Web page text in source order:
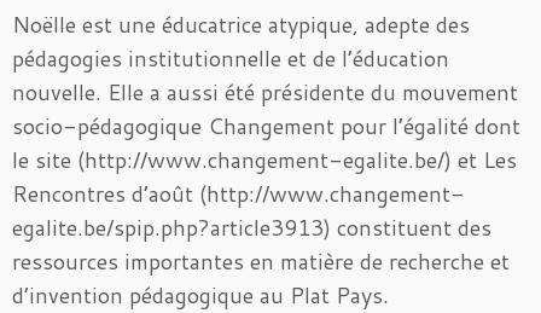
Noëlle est une éducatrice atypique, adepte des
pédagogies institutionnelle et de l’éducation
nouvelle. Elle a aussi été présidente du mouvement
socio-pédagogique Changement pour l’égalité dont
le site (http://www.changement-egalite.be/) et Les
Rencontres d’août (http://www.changement-
egalite.be/spip.php?article3913) constituent des
ressources importantes en matière de recherche et
d’invention pédagogique au Plat Pays.